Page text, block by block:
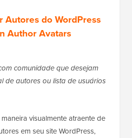
Autores do WordPress
Author Avatars
comunidade que desejam
de autores ou lista de usuários
visualmente atraente de
em seu site WordPress,